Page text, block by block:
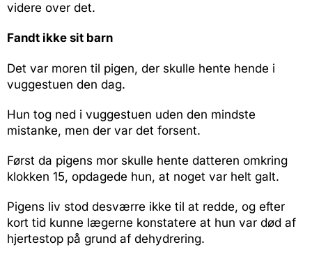
videre over det.
Fandt ikke sit barn
Det var moren til pigen, der skulle hente hende i
vuggestuen den dag.
Hun tog ned i vuggestuen uden den mindste
mistanke, men der var det forsent.
Først da pigens mor skulle hente datteren omkring
klokken 15, opdagede hun, at noget var helt galt.
Pigens liv stod desværre ikke til at redde, og efter
kort tid kunne lægerne konstatere at hun var død af
hjertestop på grund af dehydrering.